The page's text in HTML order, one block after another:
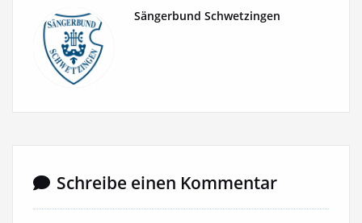
Sängerbund Schwetzingen
Schreibe einen Kommentar